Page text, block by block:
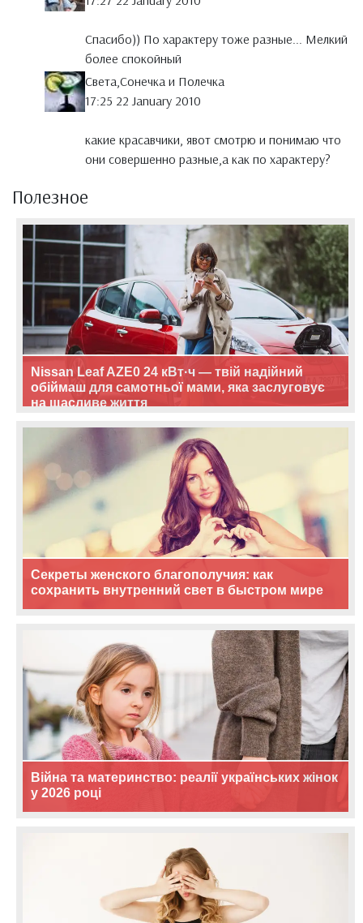
Спасибо)) По характеру тоже разные... Мелкий
более спокойный
Света,Сонечка и Полечка
17:25 22 January 2010
какие красавчики, явот смотрю и понимаю что
они совершенно разные,а как по характеру?
Полезное
Nissan Leaf AZE0 24 кВт·ч — твій надійний
обіймаш для самотньої мами, яка заслуговує
на щасливе життя
Секреты женского благополучия: как
сохранить внутренний свет в быстром мире
Війна та материнство: реалії українських жінок
у 2026 році